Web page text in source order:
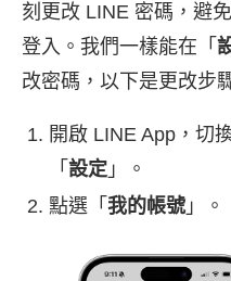
刻更改 LINE 密碼，避
登入。我們一樣能在「
改密碼，以下是更改步
開啟 LINE App，切
「 設定 」。
點選「 我的帳號」。